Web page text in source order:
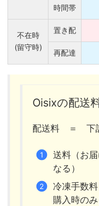
時間帯
不在時
(留守時)
置き配
再配達
Oisixの配送
配送料 ＝
送料（お
なる）
冷凍手数
購入時のみ